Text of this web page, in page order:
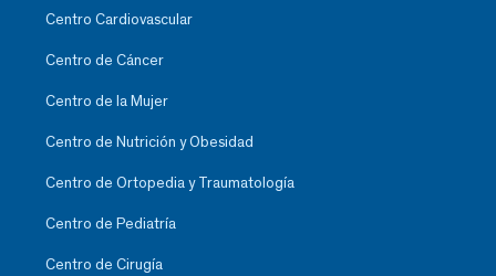
Centro Cardiovascular
Centro de Cáncer
Centro de la Mujer
Centro de Nutrición y Obesidad
Centro de Ortopedia y Traumatología
Centro de Pediatría
Centro de Cirugía